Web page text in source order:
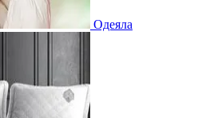
Одеяла